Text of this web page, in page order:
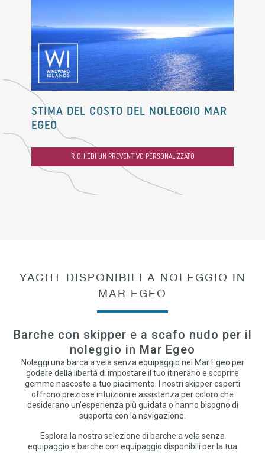
STIMA DEL COSTO DEL NOLEGGIO MAR
EGEO
RICHIEDI UN PREVENTIVO PERSONALIZZATO
YACHT DISPONIBILI A NOLEGGIO IN
MAR EGEO
Barche con skipper e a scafo nudo per il
noleggio in Mar Egeo
Noleggi una barca a vela senza equipaggio nel Mar Egeo per
godere della libertà di impostare il tuo itinerario e scoprire
gemme nascoste a tuo piacimento. I nostri skipper esperti
offrono preziose intuizioni e assistenza per coloro che
desiderano un'esperienza più guidata o hanno bisogno di
supporto con la navigazione.
Esplora la nostra selezione di barche a vela senza
equipaggio e barche con equipaggio disponibili per la tua